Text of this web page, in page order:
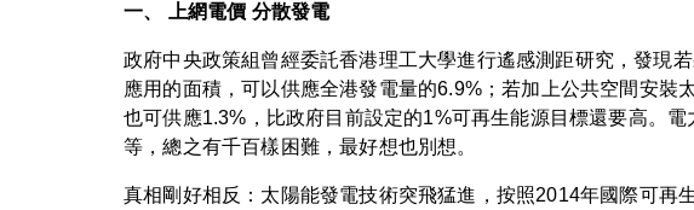
一、 上網電價 分散發電
政府中央政策組曾經委託香港理工大學進行遙感測距研究，發現
應用的面積，可以供應全港發電量的6.9%；若加上公共空間安裝
也可供應1.3%，比政府目前設定的1%可再生能源目標還要高。
等，總之有千百樣困難，最好想也別想。
真相剛好相反：太陽能發電技術突飛猛進，按照2014年國際可